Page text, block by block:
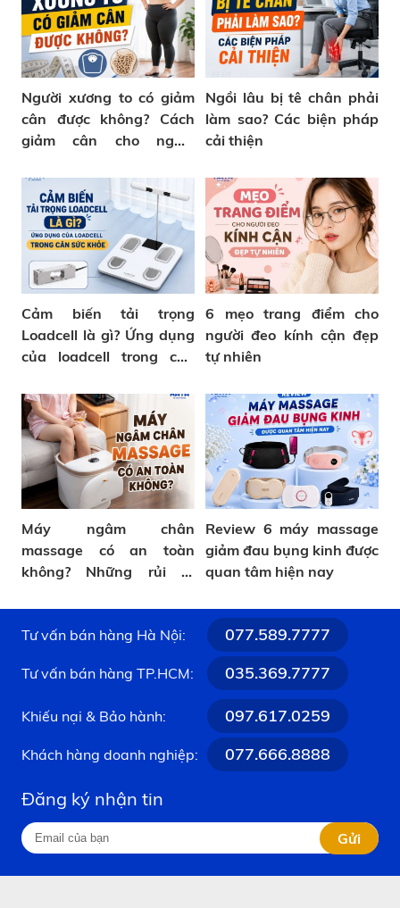
Người xương to có giảm
cân được không? Cách
giảm cân cho người
Ngồi lâu bị tê chân phải
làm sao? Các biện pháp
cải thiện
Cảm biến tải trọng
Loadcell là gì? Ứng dụng
của loadcell trong cân
6 mẹo trang điểm cho
người đeo kính cận đẹp
tự nhiên
Máy ngâm chân
massage có an toàn
không? Những rủi ro
Review 6 máy massage
giảm đau bụng kinh được
quan tâm hiện nay
Tư vấn bán hàng Hà Nội: 077.589.7777
Tư vấn bán hàng TP.HCM: 035.369.7777
Khiếu nại & Bảo hành: 097.617.0259
Khách hàng doanh nghiệp: 077.666.8888
Đăng ký nhận tin
Gửi